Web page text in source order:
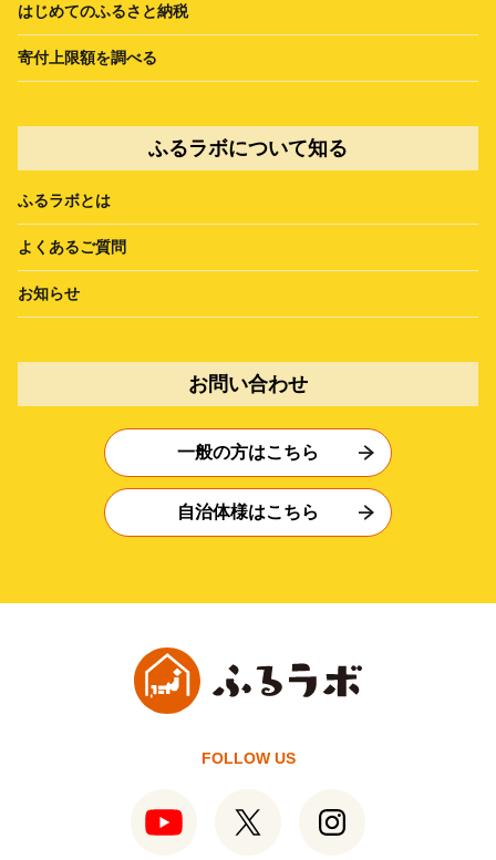
はじめてのふるさと納税
寄付上限額を調べる
ふるラボについて知る
ふるラボとは
よくあるご質問
お知らせ
お問い合わせ
一般の方はこちら
自治体様はこちら
FOLLOW US